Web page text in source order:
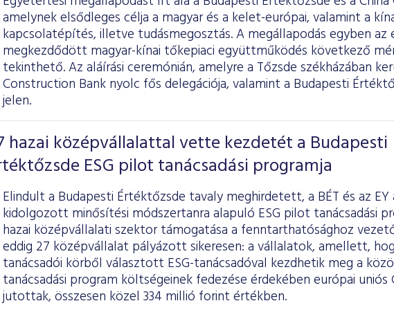
amelynek elsődleges célja a magyar és a kelet-európai, valamint a
kapcsolatépítés, illetve tudásmegosztás. A megállapodás egyben
megkezdődött magyar-kínai tőkepiaci együttműködés következő
tekinthető. Az aláírási ceremónián, amelyre a Tőzsde székházában
Construction Bank nyolc fős delegációja, valamint a Budapesti
jelen.
hazai középvállalattal vette kezdetét a Budapesti
ESG pilot tanácsadási programja
Elindult a Budapesti Értéktőzsde tavaly meghirdetett, a BÉT és az
kidolgozott minősítési módszertanra alapuló ESG pilot tanácsadási
hazai középvállalati szektor támogatása a fenntarthatósághoz
eddig 27 középvállalat pályázott sikeresen: a vállalatok, amellett,
tanácsadói körből választott ESG-tanácsadóval kezdhetik meg a
tanácsadási program költségeinek fedezése érdekében európai uniós
jutottak, összesen közel 334 millió forint értékben.